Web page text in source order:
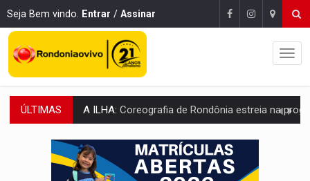
Seja Bem vindo. Entrar / Assinar
ÚLTIMAS ELEIÇÕES 2026:Sgt. Mouza esclarece 'erro de digitação' em declaração de
JUDICIÁRIO:Sinjur parabeniza servidores pelo adicional de incentivo com
Publicação Legal:AVISO DE LICITAÇÃO: Pregão Eletrônico Nº 12/2026